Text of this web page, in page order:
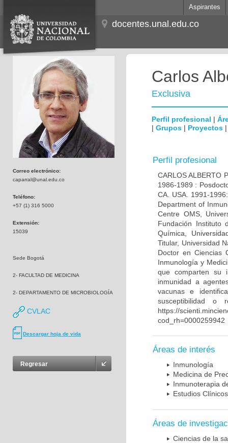
Aspirantes
docentes.unal.edu.co
Correo electrónico:
caparral@unal.edu.co
Teléfono:
+57 (1) 316 5000
Extensión:
15039
Sede Bogotá
2- FACULTAD DE MEDICINA
2- DEPARTAMENTO DE MICROBIOLOGÍA
CVLAC
Descargar hoja de vida
Regresar
Carlos
Exclusiva
Perfil profesional |
| Grupos | Proyectos
Perfil profesional
CARLOS ALBERTO
1986-1989 :
CA. USA. 1991-
Department of
Centre OMS,
Fundación Instituto
Química,
Titular, Universidad
Doctor en Ciencias
Inmunología y
que comparten su
inmunidad a
vacunas e
susceptibilidad o
https://
cod_rh=0000259942
Áreas de interés
Inmunología
Medicina de
Inmunoterapia
Estudios Clínicos
Áreas de
Ciencias de la